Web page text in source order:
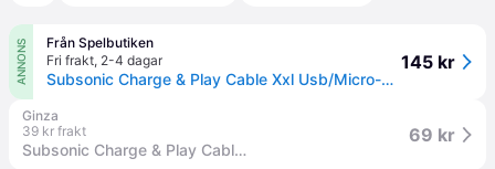
ANNONS
Från Spelbutiken
Fri frakt, 2-4 dagar
Subsonic Charge & Play Cable Xxl Usb/Micro-Usb - PS4 Xbox One 4m
145 kr
Ginza
39 kr frakt
Subsonic Charge & Play Cable Xxl Usb/Micro-Usb - PS4 Xbox One 4m
69 kr